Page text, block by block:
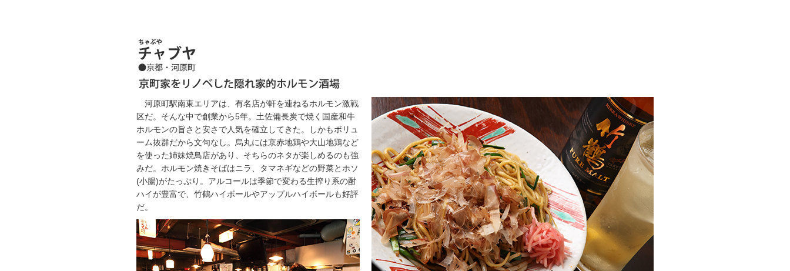
河原町駅南東エリアは、有名店が軒を連ねるホルモン激戦
区だ。そんな中で創業から5年。土佐備長炭で焼く国産和牛
ホルモンの旨さと安さで人気を確立してきた。しかもボリュ
ーム抜群だから文句なし。烏丸には京赤地鶏や大山地鶏など
を使った姉妹焼鳥店があり、そちらのネタが楽しめるのも強
みだ。ホルモン焼きそばはニラ、タマネギなどの野菜とホソ
(小腸)がたっぷり。アルコールは季節で変わる生搾り系の酎
ハイが豊富で、竹鶴ハイボールやアップルハイボールも好評
だ。